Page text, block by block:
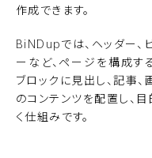
作成できます。
BiNDupでは、ヘッダー、
ーなど、ページを構成す
ブロックに見出し、記事、
のコンテンツを配置し、
く仕組みです。